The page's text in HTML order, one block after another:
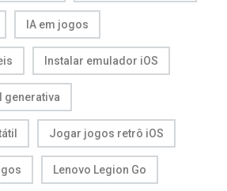
IA em jogos
Instalar emulador iOS
generativa
Jogar jogos retrô iOS
Lenovo Legion Go